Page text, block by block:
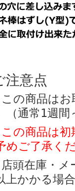
注意点
の商品はお
（通常1週
の商品は初
めご了承く
頭在庫・メ
上かかる場